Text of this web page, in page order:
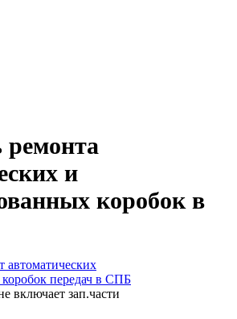
ремонта
и
коробок в
автоматических
передач в СПБ
включает зап.части